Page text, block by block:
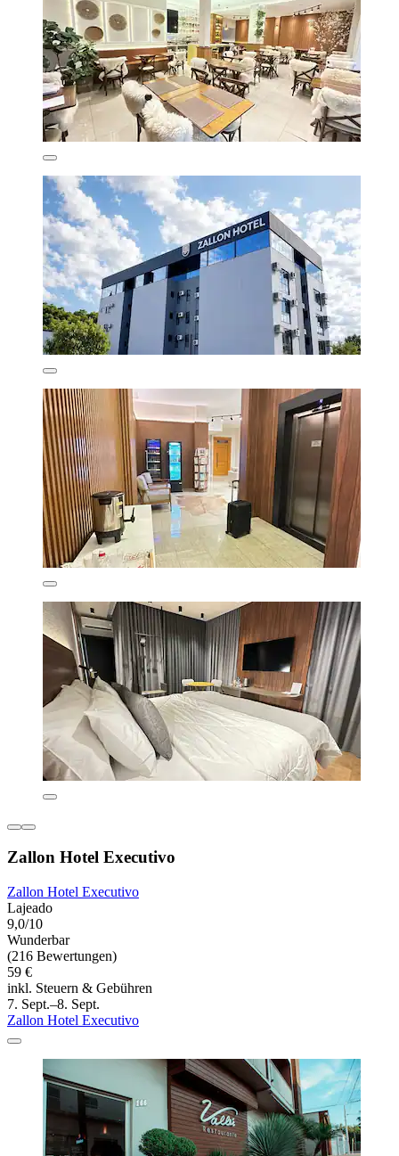
Zallon Hotel Executivo
Zallon Hotel Executivo
Lajeado
9,0/10
Wunderbar
(216 Bewertungen)
59 €
inkl. Steuern & Gebühren
7. Sept.–8. Sept.
Zallon Hotel Executivo